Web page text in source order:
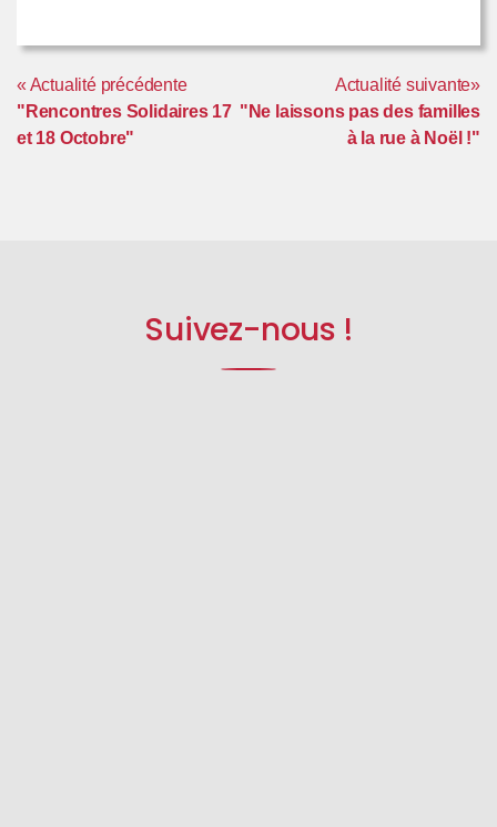
« Actualité précédente
"Rencontres Solidaires 17
et 18 Octobre"
Actualité suivante»
"Ne laissons pas des familles
à la rue à Noël !"
Suivez-nous !